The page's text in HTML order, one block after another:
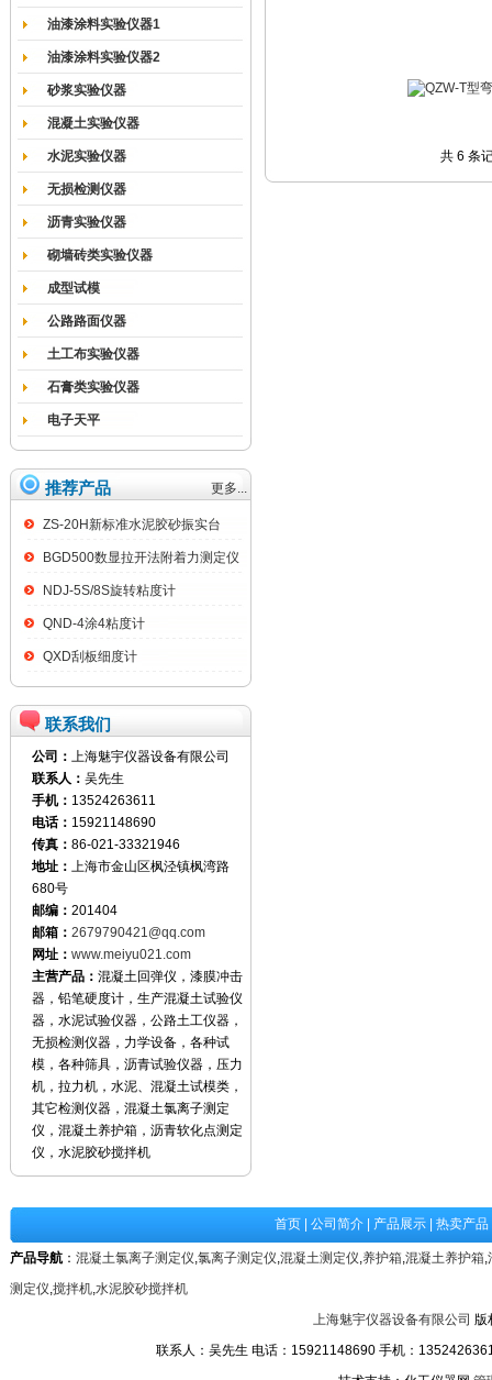
油漆涂料实验仪器1
油漆涂料实验仪器2
砂浆实验仪器
混凝土实验仪器
水泥实验仪器
无损检测仪器
沥青实验仪器
砌墙砖类实验仪器
成型试模
公路路面仪器
土工布实验仪器
石膏类实验仪器
电子天平
推荐产品 更多...
ZS-20H新标准水泥胶砂振实台
BGD500数显拉开法附着力测定仪
NDJ-5S/8S旋转粘度计
QND-4涂4粘度计
QXD刮板细度计
联系我们
公司： 上海魅宇仪器设备有限公司
联系人： 吴先生
手机： 13524263611
电话： 15921148690
传真： 86-021-33321946
地址： 上海市金山区枫泾镇枫湾路
680号
邮编： 201404
邮箱： 2679790421@qq.com
网址： www.meiyu021.com
主营产品： 混凝土回弹仪，漆膜冲击
器，铅笔硬度计，生产混凝土试验仪
器，水泥试验仪器，公路土工仪器，
无损检测仪器，力学设备，各种试
模，各种筛具，沥青试验仪器，压力
机，拉力机，水泥、混凝土试模类，
其它检测仪器，混凝土氯离子测定
仪，混凝土养护箱，沥青软化点测定
仪，水泥胶砂搅拌机
共 6 条
首页 公司简介 产品展示 热卖产品
产品导航 ： 混凝土氯离子测定仪,氯离子测定仪,混凝土测定仪,养护箱,混凝土养护箱,
测定仪,搅拌机,水泥胶砂搅拌机
上海魅宇仪器设备有限公司 版
联系人：吴先生 电话：15921148690 手机：